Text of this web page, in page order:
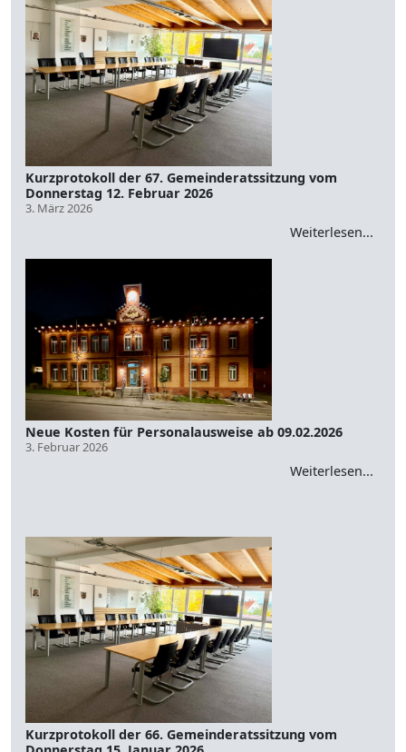
Kurzprotokoll der 67. Gemeinderatssitzung vom
Donnerstag 12. Februar 2026
3. März 2026
Weiterlesen...
Neue Kosten für Personalausweise ab 09.02.2026
3. Februar 2026
Weiterlesen...
Kurzprotokoll der 66. Gemeinderatssitzung vom